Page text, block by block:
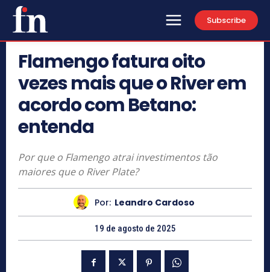
Subscribe
Flamengo fatura oito
vezes mais que o River em
acordo com Betano:
entenda
Por que o Flamengo atrai investimentos tão
maiores que o River Plate?
Por: Leandro Cardoso
19 de agosto de 2025